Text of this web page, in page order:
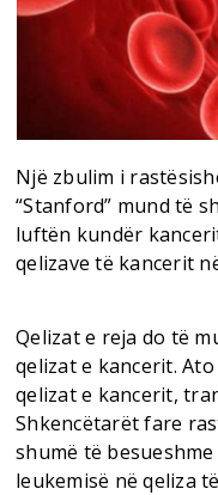
Një zbulim i
“Stanford” mund të
luftën kundër
qelizave të kancerit
Qelizat e reja do të
qelizat e kancerit.
qelizat e kancerit,
Shkencëtarët fare
shumë të
leukemisë në qeliza